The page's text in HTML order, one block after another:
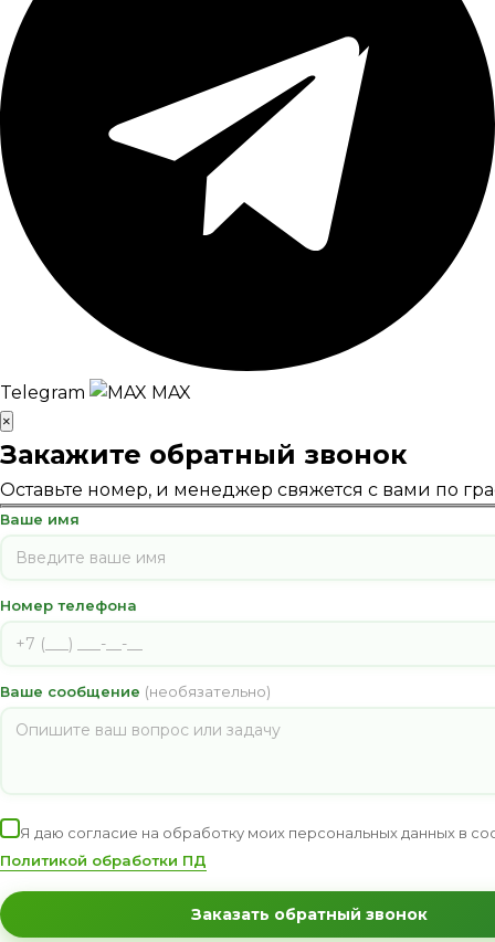
Telegram MAX
×
Закажите обратный звонок
Оставьте номер, и менеджер свяжется с вами по
Ваше имя
Номер телефона
Ваше сообщение (необязательно)
Я даю согласие на обработку моих персональных данных в
Политикой обработки ПД